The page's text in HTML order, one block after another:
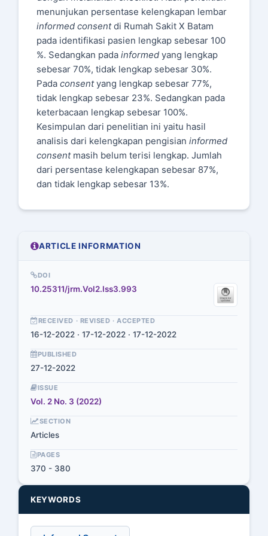
menunjukan persentase kelengkapan lembar
informed consentdi Rumah Sakit X Batam
pada identifikasi pasien lengkap sebesar 100
%. Sedangkan pada informed yang lengkap
sebesar 70%, tidak lengkap sebesar 30%.
Pada consentyang lengkap sebesar 77%,
tidak lengkap sebesar 23%. Sedangkan pada
keterbacaan lengkap sebesar 100%.
Kesimpulan dari penelitian ini yaitu hasil
analisis dari kelengkapan pengisian informed
consentmasih belum terisi lengkap. Jumlah
dari persentase kelengkapan sebesar 87%,
dan tidak lengkap sebesar 13%.
ARTICLE INFORMATION
DOI
10.25311/jrm.Vol2.Iss3.993
RECEIVED · REVISED · ACCEPTED
16-12-2022 · 17-12-2022 · 17-12-2022
PUBLISHED
27-12-2022
ISSUE
Vol. 2 No. 3 (2022)
SECTION
Articles
PAGES
370 - 380
KEYWORDS